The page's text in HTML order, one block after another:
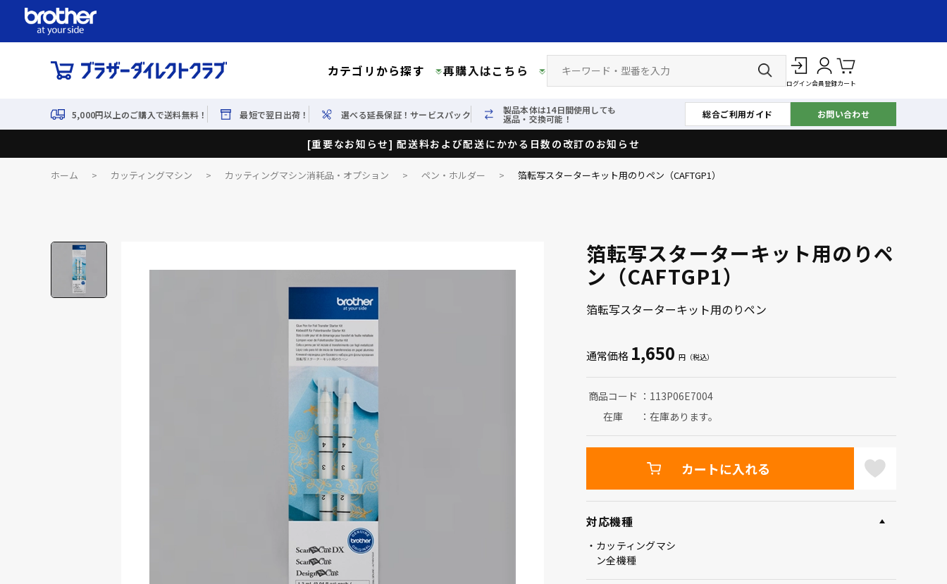
カテゴリから探す 再購入はこちら
ログイン会員登録カート
5,000円以上のご購入で送料無料！ 最短で翌日出荷！ 選べる延長保証！サービスパック 製品本体は14日間使用しても
返品・交換可能！ 総合ご利用ガイド お問い合わせ
[重要なお知らせ] 配送料および配送にかかる日数の改訂のお知らせ
ホーム > カッティングマシン > カッティングマシン消耗品・オプション > ペン・ホルダー > 箔転写スターターキット用のりペン（CAFTGP1）
箔転写スターターキット用のりペ
ン（CAFTGP1）
箔転写スターターキット用のりペン
通常価格 1,650
商品コード
113P06E7004
在庫
在庫あります。
対応機種
カッティングマシ
ン全機種
カートに入れる